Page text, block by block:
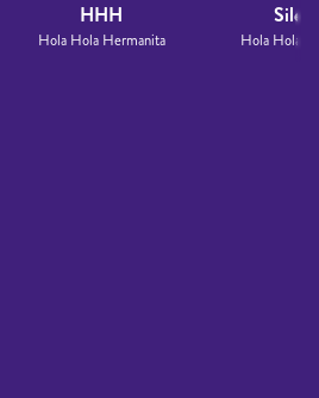
HHH
Hola Hola Hermanita Hola Hola